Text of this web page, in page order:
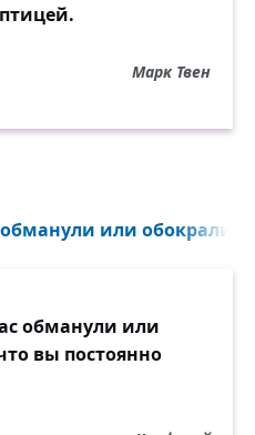
Марк Твен
или обокрали...
обманули или
вы постоянно